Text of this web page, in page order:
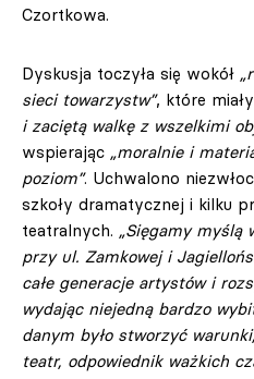
Czortkowa.
Dyskusja toczyła się wokół
sieci towarzystw”, które
i zaciętą walkę z wszelkimi
wspierając „moralnie i
poziom”. Uchwalono
szkoły dramatycznej i kilku
teatralnych. „Sięgamy myślą
przy ul. Zamkowej i
całe generacje artystów i
wydając niejedną bardzo
danym było stworzyć
teatr, odpowiednik ważkich